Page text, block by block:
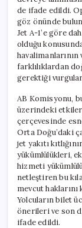
de ifade edildi.
göz önünde
Jet A-1’e göre
olduğu
havalimanlarının
farklılıklardan
gerektiği
AB Komisyonu,
üzerindeki
çerçevesinde
Orta Doğu’daki
jet yakıtı
yükümlülükleri,
hizmeti
netleştiren bu
mevcut
Yolcuların bilet
önerileri ve son
ifade edildi.